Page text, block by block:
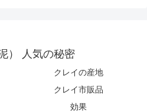
） 人気の秘密
クレイの産地
クレイ市販品
効果